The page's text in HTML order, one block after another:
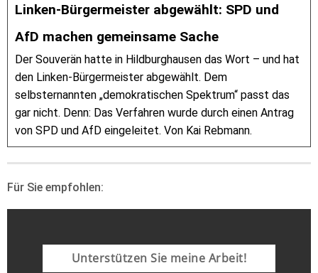
Linken-Bürgermeister abgewählt: SPD und
AfD machen gemeinsame Sache
Der Souverän hatte in Hildburghausen das Wort – und hat
den Linken-Bürgermeister abgewählt. Dem
selbsternannten „demokratischen Spektrum“ passt das
gar nicht. Denn: Das Verfahren wurde durch einen Antrag
von SPD und AfD eingeleitet. Von Kai Rebmann.
Für Sie empfohlen:
Unterstützen Sie meine Arbeit!